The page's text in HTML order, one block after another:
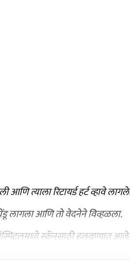
त्याला रिटायर्ड हर्ट व्हावे
चेंडू लागला आणि तो वेदनेने विव्हळला.
स्कॅनसाठी हलवण्यात आले.